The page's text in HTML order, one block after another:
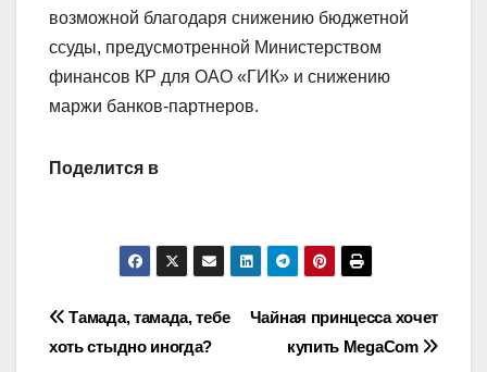
возможной благодаря снижению бюджетной
ссуды, предусмотренной Министерством
финансов КР для ОАО «ГИК» и снижению
маржи банков-партнеров.
Поделится в
Навигация
Чайная принцесса хочет
купить MegaCom
Тамада, тамада, тебе
хоть стыдно иногда?